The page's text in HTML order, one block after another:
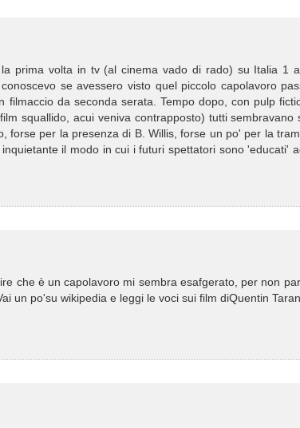
prima volta in tv (al cinema vado di rado) su Italia 1
se avessero visto quel piccolo capolavoro
filmaccio da seconda serata. Tempo dopo, con pulp
squallido, acui veniva contrapposto) tutti
forse per la presenza di B. Willis, forse un po' per la
il modo in cui i futuri spettatori sono 'educati'
che è un capolavoro mi sembra esafgerato, per non
un po'su wikipedia e leggi le voci sui film diQuentin